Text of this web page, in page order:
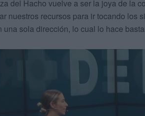
del Hacho vuelve a ser la joya de la
nuestros recursos para ir tocando los
una sola dirección, lo cual lo hace